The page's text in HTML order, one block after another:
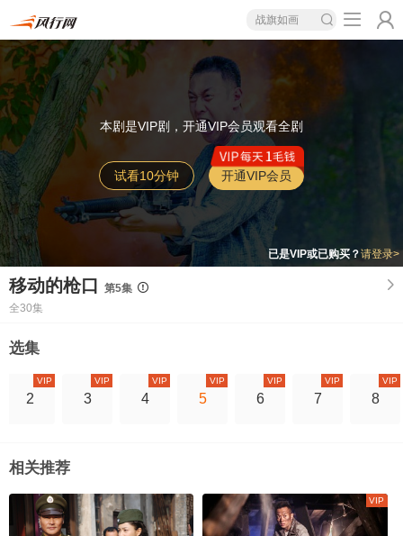
战旗如画
本剧是VIP剧，开通VIP会员观看全剧
试看10分钟 开通VIP会员
已是VIP或已购买？请登录>
移动的枪口
第5集
全30集
选集
2
VIP
3
VIP
4
VIP
5
VIP
6
VIP
7
VIP
8
VIP
相关推荐